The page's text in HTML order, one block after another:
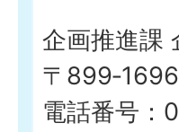
企画推進課
〒
電話番号：